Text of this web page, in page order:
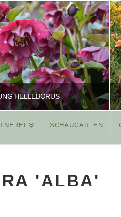
HELLEBORUS
26, 2015
SCHAUGARTEN
'ALBA'